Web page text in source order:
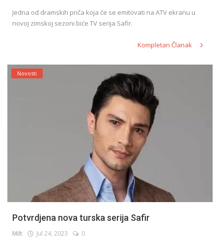
Jedna od dramskih priča koja će se emitovati na ATV ekranu u
novoj zimskoj sezoni biće TV serija Safir.
Kompletan Članak
Novosti
Potvrdjena nova turska serija Safir
Milt Jul 24, 2023 0